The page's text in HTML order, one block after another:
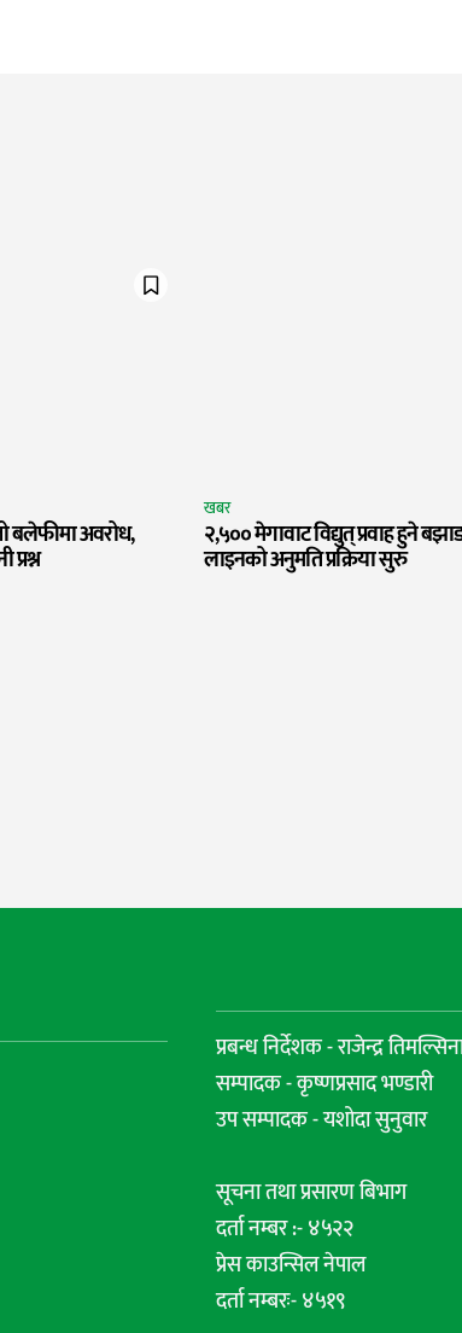
बलेफीमा अवरोध,
प्रश्न
खबर
२,५०० मेगावाट विद्युत् प्रवाह हुने
लाइनको अनुमति प्रक्रिया सुरु
प्रबन्ध निर्देशक - राजेन्द्र
सम्पादक - कृष्णप्रसाद भण्डारी
उप सम्पादक - यशोदा सुनुवार
सूचना तथा प्रसारण बिभाग
दर्ता नम्बर :- ४५२२
प्रेस काउन्सिल नेपाल
दर्ता नम्बरः- ४५१९